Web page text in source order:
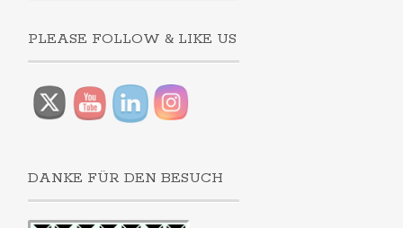
PLEASE FOLLOW & LIKE US
DANKE FÜR DEN BESUCH